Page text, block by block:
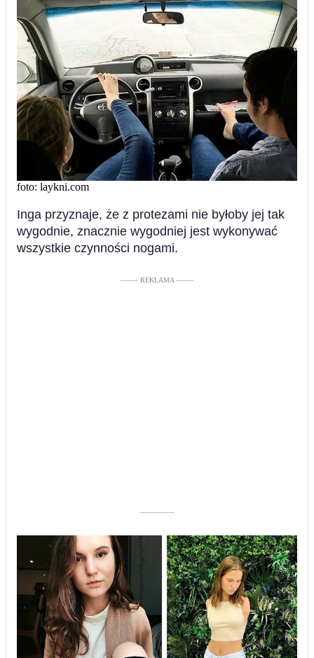
foto: laykni.com
Inga przyznaje, że z protezami nie byłoby jej tak
wygodnie, znacznie wygodniej jest wykonywać
wszystkie czynności nogami.
––––– REKLAMA –––––
––––––––––